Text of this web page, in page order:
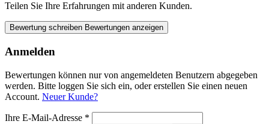
Teilen Sie Ihre Erfahrungen mit anderen Kunden.
Bewertung schreiben Bewertungen anzeigen
Anmelden
Bewertungen können nur von angemeldeten Benutzern abgegeben
werden. Bitte loggen Sie sich ein, oder erstellen Sie einen neuen
Account. Neuer Kunde?
Ihre E-Mail-Adresse *